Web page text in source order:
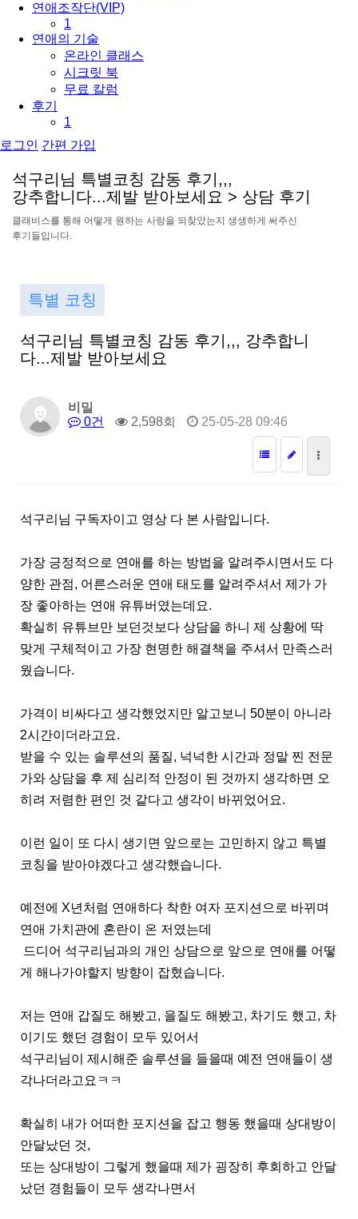
연애조작단(VIP)
1
연애의 기술
온라인 클래스
시크릿 북
무료 칼럼
후기
1
로그인 간편 가입
석구리 님 특별 코칭 감동 후기 ,,,
강추합니 다...제 발 받아보세 요 > 상담 후기
클래 비 스를 통해 어 떻게 원하는 사랑을 되 찾았는지 생생하게 써 주신
후기 들입 니 다.
특별 코칭
석구리님 특별코칭 감동 후기,,, 강추합니
다...제발 받아보세요
비밀
0건
2,598회 25-05-28 09:46
석구리님 구독자이고 영상 다 본 사람입니다.
가장 긍정적으로 연애를 하는 방법을 알려주시면서도 다
양한 관점, 어른스러운 연애 태도를 알려주셔서 제가 가
장 좋아하는 연애 유튜버였는데요.
확실히 유튜브만 보던것보다 상담을 하니 제 상황에 딱
맞게 구체적이고 가장 현명한 해결책을 주셔서 만족스러
웠습니다.
가격이 비싸다고 생각했었지만 알고보니 50분이 아니라
2시간이더라고요.
받을 수 있는 솔루션의 품질, 넉넉한 시간과 정말 찐 전문
가와 상담을 후 제 심리적 안정이 된 것까지 생각하면 오
히려 저렴한 편인 것 같다고 생각이 바뀌었어요.
이런 일이 또 다시 생기면 앞으로는 고민하지 않고 특별
코칭을 받아야겠다고 생각했습니다.
예전에 X년처럼 연애하다 착한 여자 포지션으로 바뀌며
연애 가치관에 혼란이 온 저였는데
드디어 석구리님과의 개인 상담으로 앞으로 연애를 어떻
게 해나가야할지 방향이 잡혔습니다.
저는 연애 갑질도 해봤고, 을질도 해봤고, 차기도 했고, 차
이기도 했던 경험이 모두 있어서
석구리님이 제시해준 솔루션을 들을때 예전 연애들이 생
각나더라고요ㅋㅋ
확실히 내가 어떠한 포지션을 잡고 행동 했을때 상대방이
안달났던 것,
또는 상대방이 그렇게 했을때 제가 굉장히 후회하고 안달
났던 경험들이 모두 생각나면서